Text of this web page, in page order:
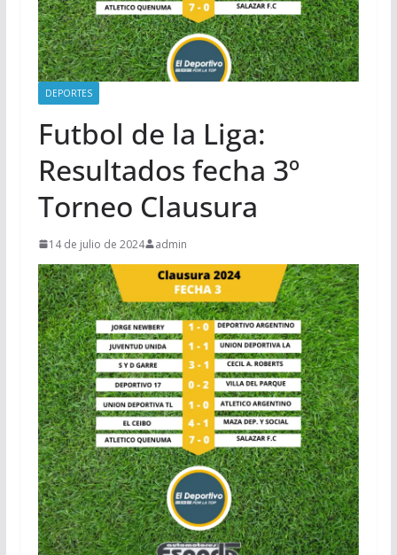
DEPORTES
Futbol de la Liga:
Resultados fecha 3º
Torneo Clausura
14 de julio de 2024 admin